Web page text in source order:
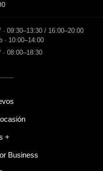
· 09:30–13:30 / 16:00–20:00
· 10:00–14:00
· 08:00–18:30
+
Business